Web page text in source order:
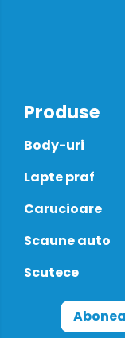
Produse
Body-uri
Lapte praf
Carucioare
Scaune auto
Scutece